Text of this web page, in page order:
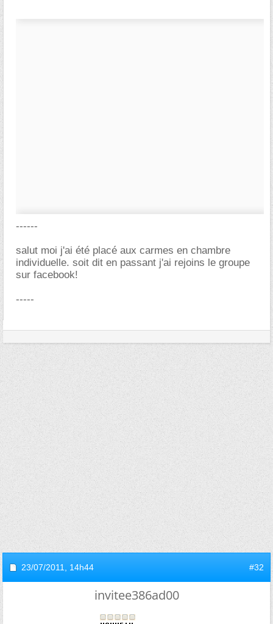
------
salut moi j'ai été placé aux carmes en chambre
individuelle. soit dit en passant j'ai rejoins le groupe
sur facebook!
-----
23/07/2011, 14h44 #32
invitee386ad00